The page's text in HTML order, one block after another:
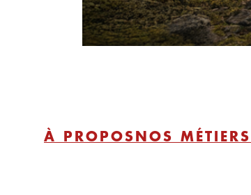
À PROPOSNOS MÉTIERS